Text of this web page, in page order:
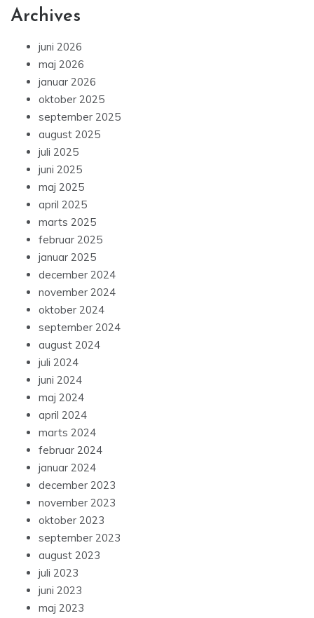
Archives
juni 2026
maj 2026
januar 2026
oktober 2025
september 2025
august 2025
juli 2025
juni 2025
maj 2025
april 2025
marts 2025
februar 2025
januar 2025
december 2024
november 2024
oktober 2024
september 2024
august 2024
juli 2024
juni 2024
maj 2024
april 2024
marts 2024
februar 2024
januar 2024
december 2023
november 2023
oktober 2023
september 2023
august 2023
juli 2023
juni 2023
maj 2023